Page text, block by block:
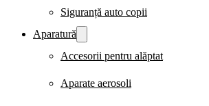
Siguranță auto copii
Aparatură
Accesorii pentru alăptat
Aparate aerosoli